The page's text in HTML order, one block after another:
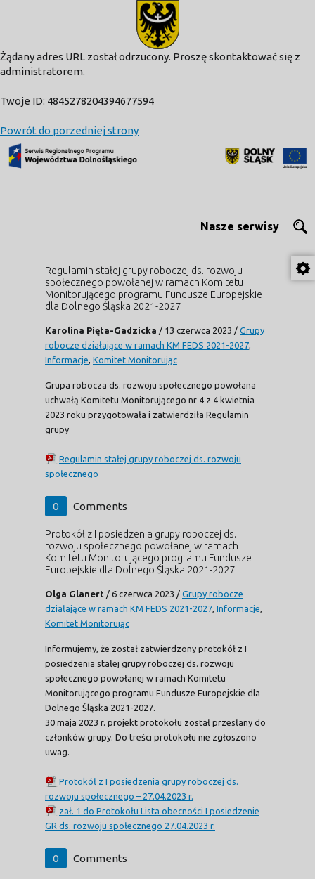
Żądany adres URL został odrzucony. Proszę skontaktować się z
administratorem.
Twoje ID: 4845278204394677594
Powrót do porzedniej strony
Nasze serwisy
Regulamin stałej grupy roboczej ds. rozwoju
społecznego powołanej w ramach Komitetu
Monitorującego programu Fundusze Europejskie
dla Dolnego Śląska 2021-2027
Karolina Pięta-Gadzicka / 13 czerwca 2023 / Grupy
robocze działające w ramach KM FEDS 2021-2027
Informacje Komitet Monitorując
Grupa robocza ds. rozwoju społecznego powołana
uchwałą Komitetu Monitorującego nr 4 z 4 kwietnia
2023 roku przygotowała i zatwierdziła Regulamin
grupy
Regulamin stałej grupy roboczej ds. rozwoju
społecznego
0 Comments
Protokół z I posiedzenia grupy roboczej ds.
rozwoju społecznego powołanej w ramach
Komitetu Monitorującego programu Fundusze
Europejskie dla Dolnego Śląska 2021-2027
Olga Glanert / 6 czerwca 2023 / Grupy robocze
działające w ramach KM FEDS 2021-2027 Informacje
Komitet Monitorując
Informujemy, że został zatwierdzony protokół z I
posiedzenia stałej grupy roboczej ds. rozwoju
społecznego powołanej w ramach Komitetu
Monitorującego programu Fundusze Europejskie dla
Dolnego Śląska 2021-2027.
30 maja 2023 r. projekt protokołu został przesłany do
członków grupy. Do treści protokołu nie zgłoszono
uwag.
Protokół z I posiedzenia grupy roboczej ds.
rozwoju społecznego – 27.04.2023 r.
zał. 1 do Protokołu Lista obecności I posiedzenie
GR ds. rozwoju społecznego 27.04.2023 r.
0 Comments
modal-check